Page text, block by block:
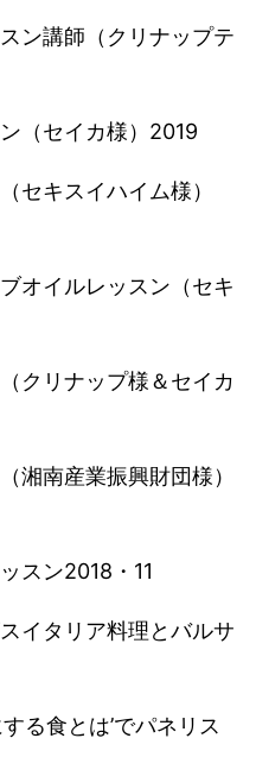
ン講師（クリナップテ
（セイカ様）2019
セキスイハイム様）
オイルレッスン（セキ
クリナップ様＆セイカ
湘南産業振興財団様）
スン2018・11
イタリア料理とバルサ
る食とは’でパネリス